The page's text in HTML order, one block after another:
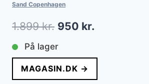
Sand Copenhagen
1.899kr. Den
oprindelige
pris
var:
950 kr.
pris
er:
På lager
MAGASIN.DK →